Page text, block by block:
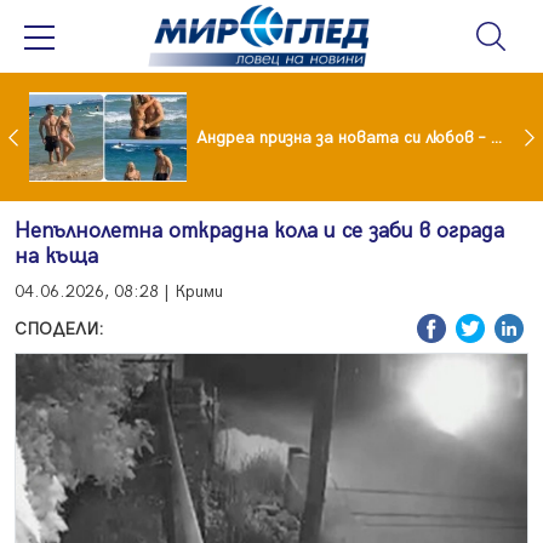
Драма вместо щастие: Звезда от "Татковци" е в болница с високорискова бременност Андреа призна за новата си любов – руснакът Игор
Непълнолетна открадна кола и се заби в ограда
на къща
04.06.2026, 08:28 | Крими
СПОДЕЛИ: